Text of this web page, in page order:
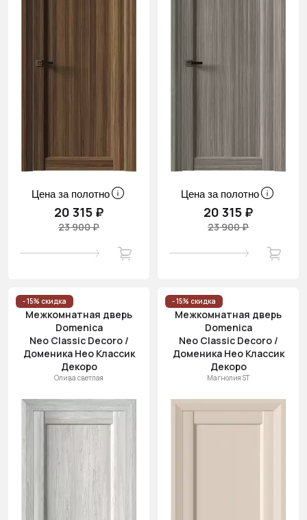
Цена за полотно
20 315 ₽
23 900 ₽
Цена за полотно
20 315 ₽
23 900 ₽
- 15% скидка
Межкомнатная дверь
Domenica
Neo Classic Decoro /
Доменика Нео Классик
Декоро
Олива светлая
- 15% скидка
Межкомнатная дверь
Domenica
Neo Classic Decoro /
Доменика Нео Классик
Декоро
Магнолия ST